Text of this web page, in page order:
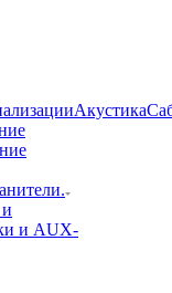
Акустика
и AUX-